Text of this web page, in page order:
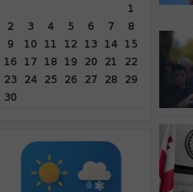
1
2
3 4 5 6 7
8
9
10 11 12 13 14
15
16
17 18 19 20 21
22
23
24 25 26 27 28
29
30